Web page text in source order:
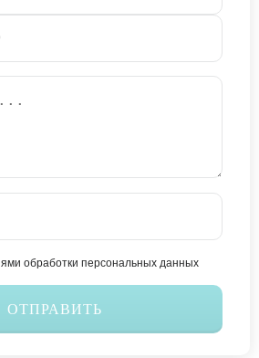
обработки персональных данных
ОТПРАВИТЬ